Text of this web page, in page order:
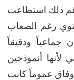
ذلك استطاعت
رغم الصعاب
جماعياً ودقيقاً
لأنها أنموذجين
وفاق عموماً كانت